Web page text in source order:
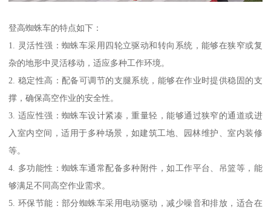
登高蜘蛛车的特点如下：
1. 灵活性强：蜘蛛车采用四轮立驱动和转向系统，能够在狭窄或复
杂的地形中灵活移动，适应多种工作环境。
2. 稳定性高：配备可调节的支腿系统，能够在作业时提供稳固的支
撑，确保高空作业的安全性。
3. 适应性强：蜘蛛车设计紧凑，重量轻，能够通过狭窄的通道或进
入室内空间，适用于多种场景，如建筑工地、园林维护、室内装修
等。
4. 多功能性：蜘蛛车通常配备多种附件，如工作平台、吊篮等，能
够满足不同高空作业需求。
5. 环保节能：部分蜘蛛车采用电动驱动，减少噪音和排放，适合在